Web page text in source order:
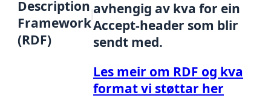
Description
Framework
(RDF)
avhengig av kva for ein
Accept-header som blir
sendt med.
Les meir om RDF og kva
format vi støttar her